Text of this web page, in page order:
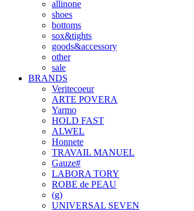
allinone
shoes
bottoms
sox&tights
goods&accessory
other
sale
BRANDS
Veritecoeur
ARTE POVERA
Yarmo
HOLD FAST
ALWEL
Honnete
TRAVAIL MANUEL
Gauze#
LABORA TORY
ROBE de PEAU
(g)
UNIVERSAL SEVEN